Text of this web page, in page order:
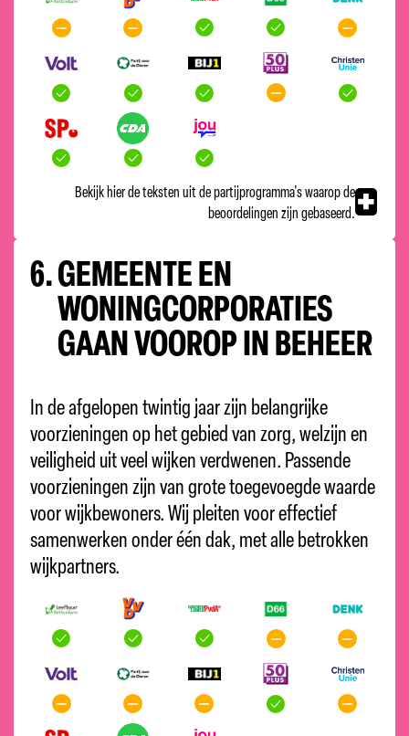
Bekijk hier de teksten uit de partijprogramma's waarop de
beoordelingen zijn gebaseerd.
6.GEMEENTE EN
WONINGCORPORATIES
GAAN VOOROP IN BEHEER
In de afgelopen twintig jaar zijn belangrijke
voorzieningen op het gebied van zorg, welzijn en
veiligheid uit veel wijken verdwenen. Passende
voorzieningen zijn van grote toegevoegde waarde
voor wijkbewoners. Wij pleiten voor effectief
samenwerken onder één dak, met alle betrokken
wijkpartners.